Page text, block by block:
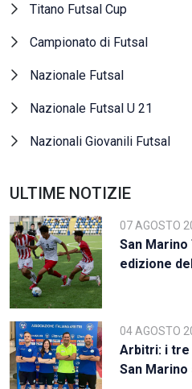
Titano Futsal Cup
Campionato di Futsal
Nazionale Futsal
Nazionale Futsal U 21
Nazionali Giovanili Futsal
ULTIME NOTIZIE
07 AGOSTO
San Marino
edizione
04 AGOSTO
Arbitri: i tre
San Marino